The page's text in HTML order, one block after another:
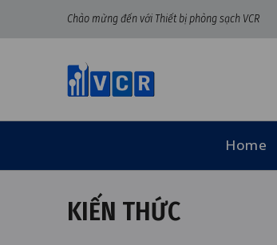
Chào mừng đến với Thiết bị phòng sạch VCR
Home
KIẾN THỨC